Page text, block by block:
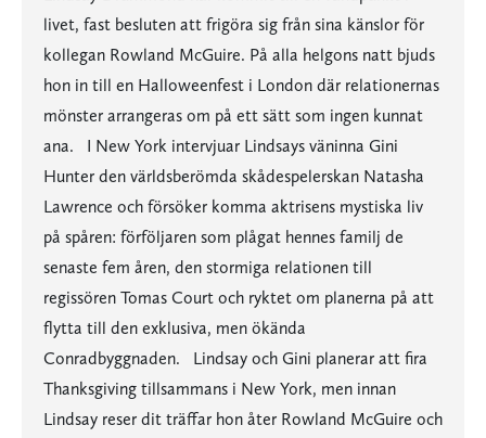
livet, fast besluten att frigöra sig från sina känslor för
kollegan Rowland McGuire. På alla helgons natt bjuds
hon in till en Halloweenfest i London där relationernas
mönster arrangeras om på ett sätt som ingen kunnat
ana. I New York intervjuar Lindsays väninna Gini
Hunter den världsberömda skådespelerskan Natasha
Lawrence och försöker komma aktrisens mystiska liv
på spåren: förföljaren som plågat hennes familj de
senaste fem åren, den stormiga relationen till
regissören Tomas Court och ryktet om planerna på att
flytta till den exklusiva, men ökända
Conradbyggnaden. Lindsay och Gini planerar att fira
Thanksgiving tillsammans i New York, men innan
Lindsay reser dit träffar hon åter Rowland McGuire och